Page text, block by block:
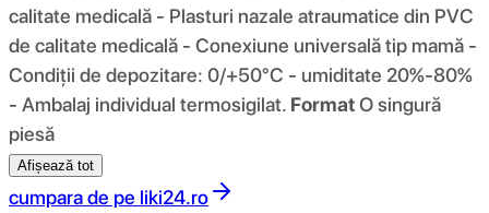
calitate medicală - Plasturi nazale atraumatice din PVC
de calitate medicală - Conexiune universală tip mamă -
Condiții de depozitare: 0/+50°C - umiditate 20%-80%
- Ambalaj individual termosigilat. FormatO singură
piesă
Afișează tot
cumpara de pe liki24.ro